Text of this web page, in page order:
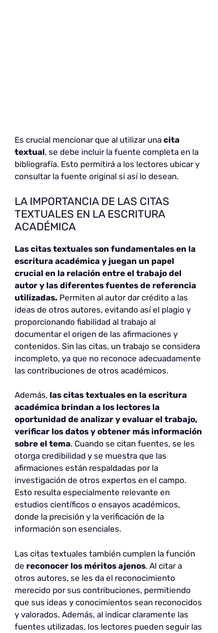
Es crucial mencionar que al utilizar una cita
textual, se debe incluir la fuente completa en la
bibliografía. Esto permitirá a los lectores ubicar y
consultar la fuente original si así lo desean.
LA IMPORTANCIA DE LAS CITAS
TEXTUALES EN LA ESCRITURA
ACADÉMICA
Las citas textuales son fundamentales en la
escritura académica y juegan un papel
crucial en la relación entre el trabajo del
autor y las diferentes fuentes de referencia
utilizadas. Permiten al autor dar crédito a las
ideas de otros autores, evitando así el plagio y
proporcionando fiabilidad al trabajo al
documentar el origen de las afirmaciones y
contenidos. Sin las citas, un trabajo se considera
incompleto, ya que no reconoce adecuadamente
las contribuciones de otros académicos.
Además, las citas textuales en la escritura
académica brindan a los lectores la
oportunidad de analizar y evaluar el trabajo,
verificar los datos y obtener más información
sobre el tema. Cuando se citan fuentes, se les
otorga credibilidad y se muestra que las
afirmaciones están respaldadas por la
investigación de otros expertos en el campo.
Esto resulta especialmente relevante en
estudios científicos o ensayos académicos,
donde la precisión y la verificación de la
información son esenciales.
Las citas textuales también cumplen la función
de reconocer los méritos ajenos. Al citar a
otros autores, se les da el reconocimiento
merecido por sus contribuciones, permitiendo
que sus ideas y conocimientos sean reconocidos
y valorados. Además, al indicar claramente las
fuentes utilizadas, los lectores pueden seguir las